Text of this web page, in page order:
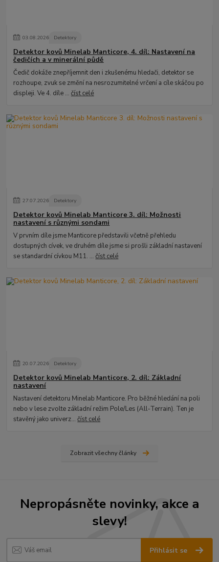
03.08.2026 Detektory
Detektor kovů Minelab Manticore, 4. díl: Nastavení na
čedičích a v minerální půdě
Čedič dokáže znepříjemnit den i zkušenému hledači, detektor se
rozhoupe, zvuk se změní na nesrozumitelné vrčení a cíle skáčou po
displeji. Ve 4. díle ...číst celé
27.07.2026 Detektory
Detektor kovů Minelab Manticore 3. díl: Možnosti
nastavení s různými sondami
V prvním díle jsme Manticore představili včetně přehledu
dostupných cívek, ve druhém díle jsme si prošli základní nastavení
se standardní cívkou M11. ...číst celé
20.07.2026 Detektory
Detektor kovů Minelab Manticore, 2. díl: Základní
nastavení
Nastavení detektoru Minelab Manticore. Pro běžné hledání na poli
nebo v lese zvolte základní režim Pole/Les (All-Terrain). Ten je
stavěný jako univerz...číst celé
Zobrazit všechny články
Nepropásněte novinky, akce a
slevy!
Přihlásit se